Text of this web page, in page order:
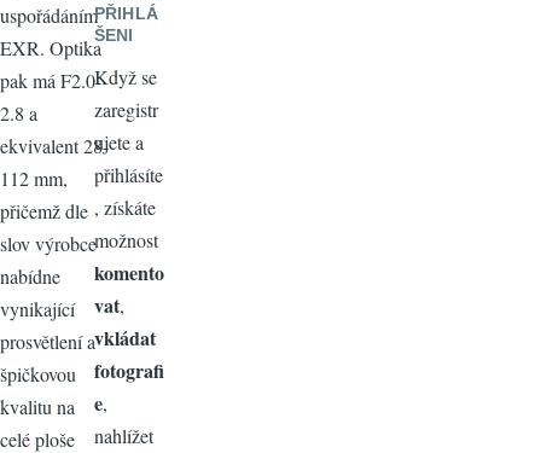
uspořádáním
EXR. Optika
pak má F2.0-
2.8 a
ekvivalent 28-
112 mm,
přičemž dle
slov výrobce
nabídne
vynikající
prosvětlení a
špičkovou
kvalitu na
celé ploše
PŘIHLÁ
ŠENI
Když se
zaregistr
ujete a
přihlásíte
, získáte
možnost
komento
vat,
vkládat
fotografi
e,
nahlížet